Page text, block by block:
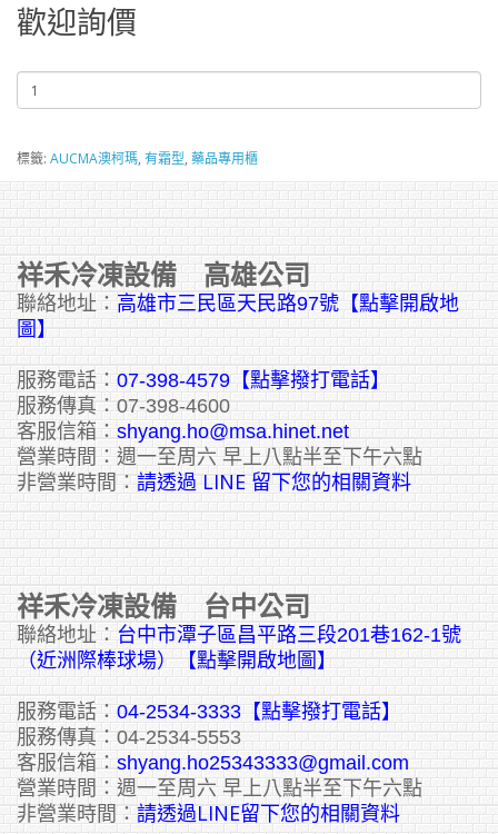
歡迎詢價
標籤: AUCMA澳柯瑪, 有霜型, 藥品專用櫃
祥禾冷凍設備 高雄公司
聯絡地址： 高雄市三民區天民路97號【點擊開啟地
圖】
服務電話： 07-398-4579【點擊撥打電話】
服務傳真：07-398-4600
客服信箱： shyang.ho@msa.hinet.net
營業時間：週一至周六 早上八點半至下午六點
非營業時間： 請透過 LINE 留下您的相關資料
祥禾冷凍設備 台中公司
聯絡地址： 台中市潭子區昌平路三段201巷162-1號
（近洲際棒球場）【點擊開啟地圖】
服務電話： 04-2534-3333 【點擊撥打電話】
服務傳真：04-2534-5553
客服信箱： shyang.ho25343333@gmail.com
營業時間：週一至周六 早上八點半至下午六點
非營業時間： 請透過LINE留下您的相關資料